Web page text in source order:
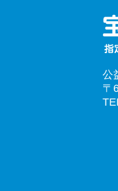
公
〒